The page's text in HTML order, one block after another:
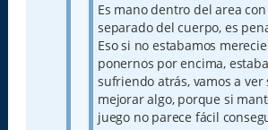
Es mano dentro del area
separado del cuerpo, es
Eso si no estabamos
ponernos por encima,
sufriendo atrás, vamos a ver
mejorar algo, porque si
juego no parece fácil